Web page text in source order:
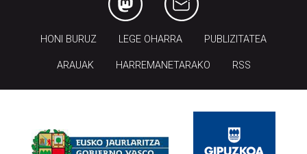
HONI BURUZ LEGE OHARRA PUBLIZITATEA
ARAUAK HARREMANETARAKO RSS